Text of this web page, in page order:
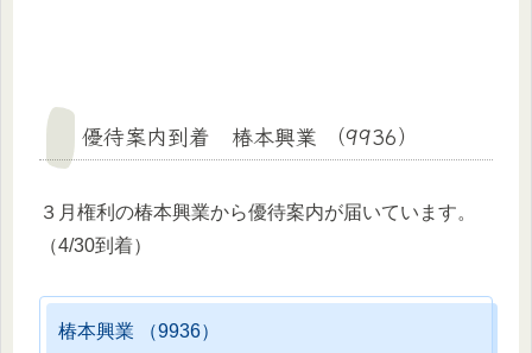
優待案内到着 椿本興業 （9936）
３月権利の椿本興業から優待案内が届いています。
（4/30到着）
椿本興業 （9936）